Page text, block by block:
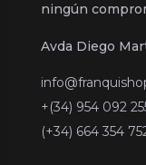
ningún
Avda Diego
+(34) 954 092
(+34) 664 354